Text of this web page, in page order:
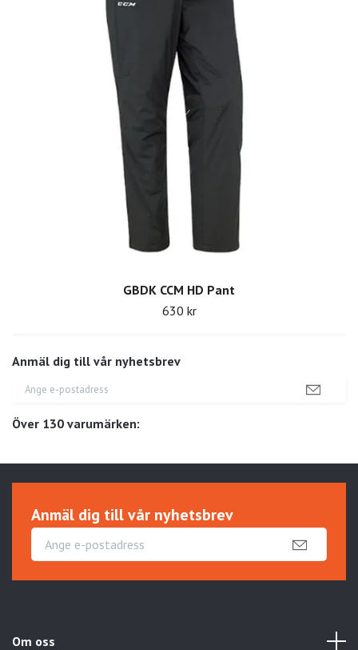
Anmäl dig till vår nyhetsbrev
Över 130 varumärken:
GBDK CCM HD Pant
630 kr
Anmäl dig till vår nyhetsbrev
Om oss